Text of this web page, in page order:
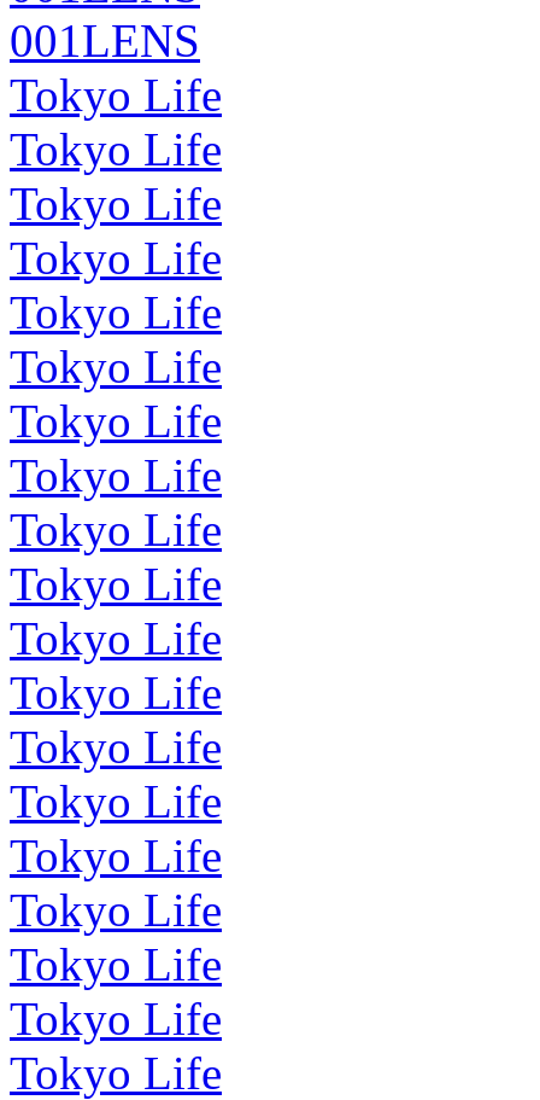
001LENS
Tokyo Life
Tokyo Life
Tokyo Life
Tokyo Life
Tokyo Life
Tokyo Life
Tokyo Life
Tokyo Life
Tokyo Life
Tokyo Life
Tokyo Life
Tokyo Life
Tokyo Life
Tokyo Life
Tokyo Life
Tokyo Life
Tokyo Life
Tokyo Life
Tokyo Life